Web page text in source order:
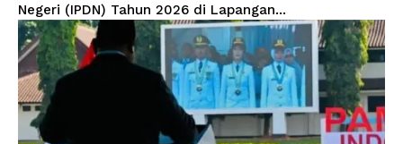
Negeri (IPDN) Tahun 2026 di Lapangan...